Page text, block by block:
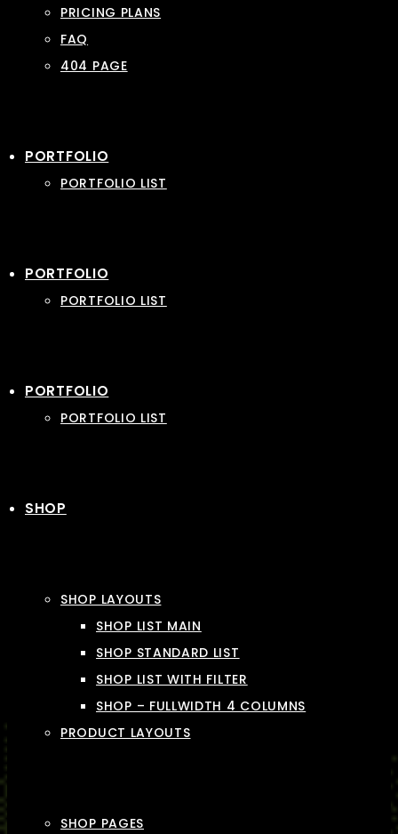
PRICING PLANS
FAQ
404 PAGE
PORTFOLIO
PORTFOLIO LIST
PORTFOLIO
PORTFOLIO LIST
PORTFOLIO
PORTFOLIO LIST
SHOP
SHOP LAYOUTS
SHOP LIST MAIN
SHOP STANDARD LIST
SHOP LIST WITH FILTER
SHOP – FULLWIDTH 4 COLUMNS
PRODUCT LAYOUTS
SHOP PAGES